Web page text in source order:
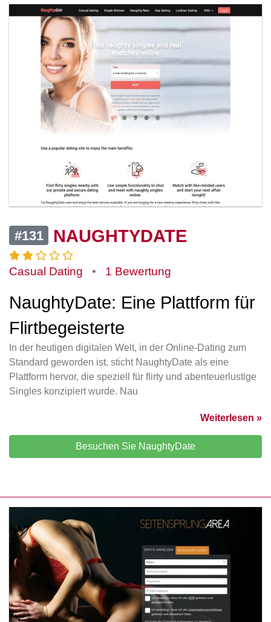
#131 NAUGHTYDATE
Casual Dating • 1 Bewertung
NaughtyDate: Eine Plattform für
Flirtbegeisterte
In der heutigen digitalen Welt, in der Online-Dating zum
Standard geworden ist, sticht NaughtyDate als eine
Plattform hervor, die speziell für flirty und abenteuerlustige
Singles konzipiert wurde. Nau
Weiterlesen »
Besuchen Sie NaughtyDate